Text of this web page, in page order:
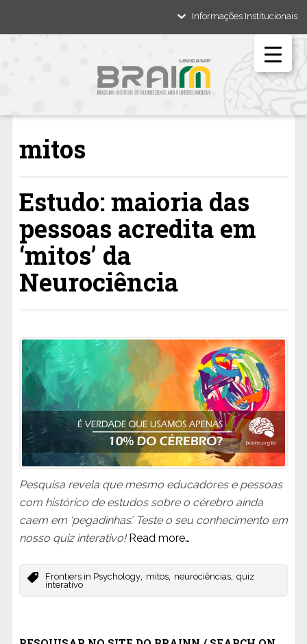
Informações Institucionais
mitos
Estudo: maioria das
pessoas acredita em
‘mitos’ da
Neurociência
Pesquisa revela que mesmo educadores e pessoas
com histórico de estudos sobre o cérebro ainda
caem em ‘pegadinhas’. Teste o seu conhecimento em
nosso quiz interativo! Read more…
Frontiers in Psychology, mitos, neurociências, quiz
interativo